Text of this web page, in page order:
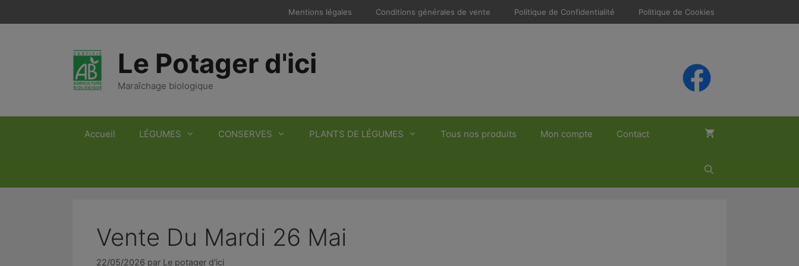
au
Mentions légales Conditions générales de vente Politique de Confidentialité Politique de Cookies
Le Potager d'ici
Maraîchage biologique
Accueil LÉGUMES CONSERVES PLANTS DE LÉGUMES Tous nos produits Mon compte Contact
Vente Du Mardi 26 Mai
22/05/2026 par Le potager d'ici